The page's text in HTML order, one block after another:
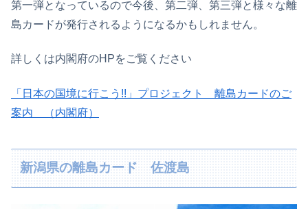
第一弾となっているので今後、第二弾、第三弾と様々な離
島カードが発行されるようになるかもしれません。
詳しくは内閣府のHPをご覧ください
「日本の国境に行こう!!」プロジェクト 離島カードのご
案内 （内閣府）
新潟県の離島カード 佐渡島